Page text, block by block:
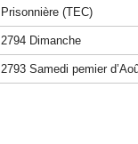
Prisonnière (TEC)
2794 Dimanche
2793 Samedi pemier